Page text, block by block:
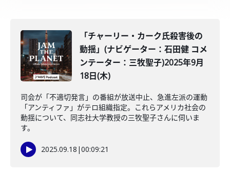
「チャーリー・カーク氏殺害後の
動揺」(ナビゲーター：石田健 コメ
ンテーター：三牧聖子)2025年9月
18日(木)
司会が「不適切発言」の番組が放送中止、急進左派の運動
「アンティファ」がテロ組織指定。これらアメリカ社会の
動揺について、同志社大学教授の三牧聖子さんに伺いま
す。
2025.09.18 |00:09:21